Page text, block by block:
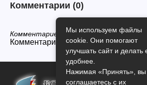
Комментарии (0)
Комментариев нет, будьте первым
Комментарии закрыты.
Мы используем файлы
cookie. Они помогают
улучшать сайт и делать
удобнее.
Нажимая «Принять», вы
соглашаетесь с их